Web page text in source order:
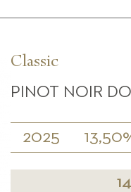
Classic
PINOT NOIR
2025